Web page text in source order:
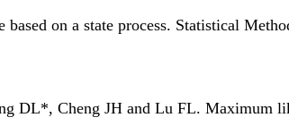
based on a state process. Statistical
DL*, Cheng JH and Lu FL. Maximum